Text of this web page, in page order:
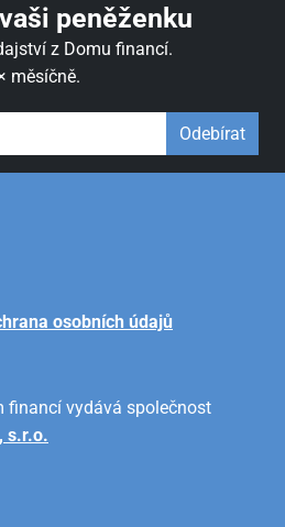
peněženku
z Domu financí.
měsíčně.
Odebírat
osobních údajů
financí vydává společnost
s.r.o.